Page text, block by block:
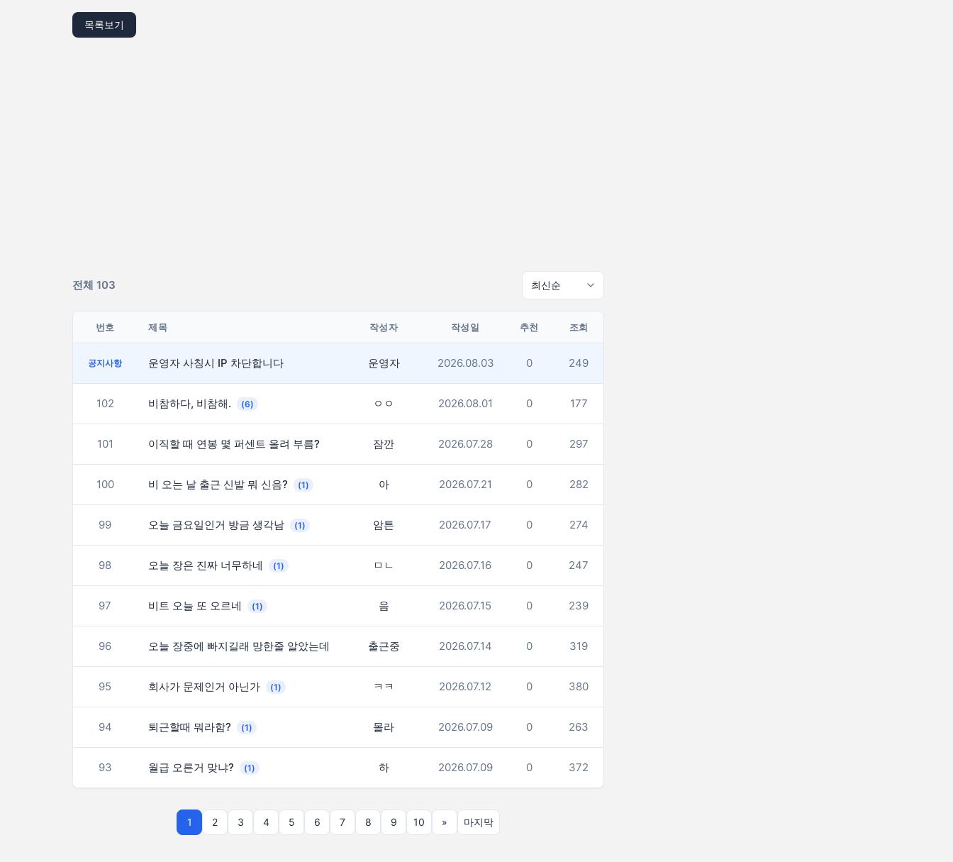
목록보기
전체 103
번호 제목 작성자 작성일 추천 조회
공지사항 운영자 사칭시 IP 차단합니다 운영자 2026.08.03 0 249
102 비참하다, 비참해. (6) ㅇㅇ 2026.08.01 0 177
101 이직할 때 연봉 몇 퍼센트 올려 부름? 잠깐 2026.07.28 0 297
100 비 오는 날 출근 신발 뭐 신음? (1) 아 2026.07.21 0 282
99 오늘 금요일인거 방금 생각남 (1) 암튼 2026.07.17 0 274
98 오늘 장은 진짜 너무하네 (1) ㅁㄴ 2026.07.16 0 247
97 비트 오늘 또 오르네 (1) 음 2026.07.15 0 239
96 오늘 장중에 빠지길래 망한줄 알았는데 출근중 2026.07.14 0 319
95 회사가 문제인거 아닌가 (1) ㅋㅋ 2026.07.12 0 380
94 퇴근할때 뭐라함? (1) 몰라 2026.07.09 0 263
93 월급 오른거 맞냐? (1) 하 2026.07.09 0 372
1 2 3 4 5 6 7 8 9 10 » 마지막